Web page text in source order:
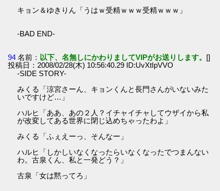
キョン＆ゆきりん「うはｗ受精ｗｗｗ受精ｗｗｗ」
-BAD END-
94 名前： 以下、名無しにかわりましてVIPがお送りします。 []
投稿日：2008/02/28(木) 10:56:40.29 ID:UvXtIpVVO
-SIDE STORY-
みくる「涼宮さーん、キョンくんと長門さんがいないみた
いですけど…」
ハルヒ「ああ、あの２人？イチャイチャしてウザイから私
が改変してある世界に閉じ込めちゃったわよ」
みくる「ふぇえーっ、そんなー」
ハルヒ「しかしいなくなったらいなくなったでつまんない
わ。古泉くん、私と一発どう？」
古泉「女は黙ってろ」